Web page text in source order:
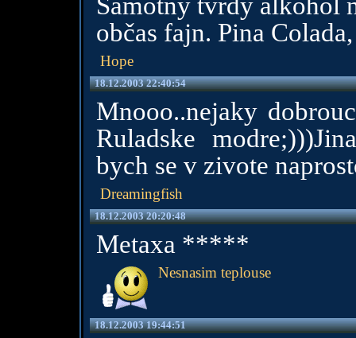
občas fajn. Pina
Hope
18.12.2003 22:40:54
Mnooo..nejaky
Ruladske
bych se v zivote
Dreamingfish
18.12.2003 20:20:48
Metaxa *****
Nesnasim teplouse
18.12.2003 19:44:51